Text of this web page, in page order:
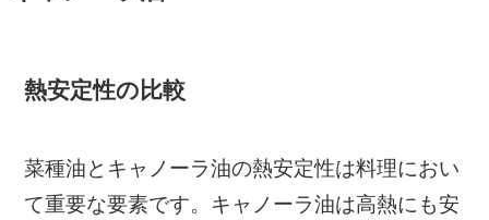
熱安定性の比較
菜種油とキャノーラ油の熱安定性は料理におい
て重要な要素です。キャノーラ油は高熱にも安